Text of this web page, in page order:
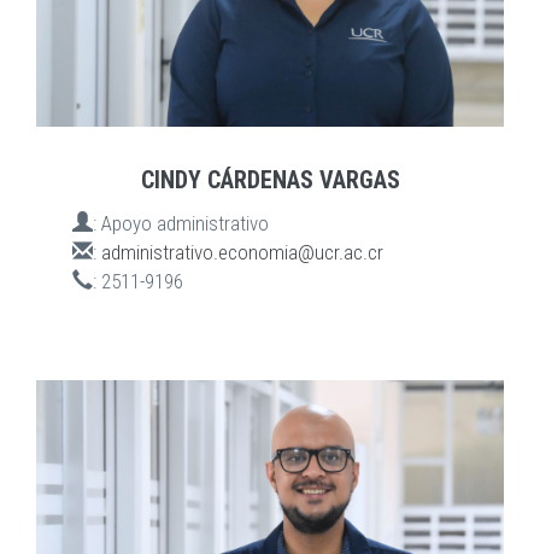
CINDY CÁRDENAS VARGAS
: Apoyo administrativo
: administrativo.economia@ucr.ac.cr
: 2511-9196